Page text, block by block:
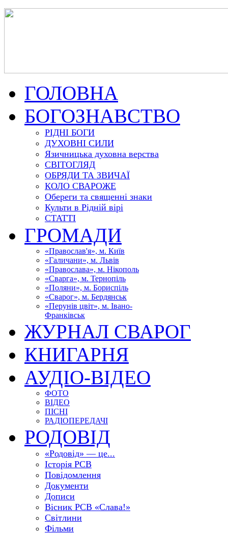
ГОЛОВНА
БОГОЗНАВСТВО
РІДНІ БОГИ
ДУХОВНІ СИЛИ
Язичницька духовна верства
СВІТОГЛЯД
ОБРЯДИ ТА ЗВИЧАЇ
КОЛО СВАРОЖЕ
Обереги та священні знаки
Культи в Рідній вірі
СТАТТІ
ГРОМАДИ
«Православ'я», м. Київ
«Галичани», м. Львів
«Православа», м. Нікополь
«Сварга», м. Тернопіль
«Поляни», м. Бориспіль
«Сварог», м. Бердянськ
«Перунів цвіт», м. Івано-
Франківськ
ЖУРНАЛ СВАРОГ
КНИГАРНЯ
АУДІО-ВІДЕО
ФОТО
ВІДЕО
ПІСНІ
РАДІОПЕРЕДАЧІ
РОДОВІД
«Родовід» — це...
Історія РСВ
Повідомлення
Документи
Дописи
Вісник РСВ «Слава!»
Світлини
Фільми